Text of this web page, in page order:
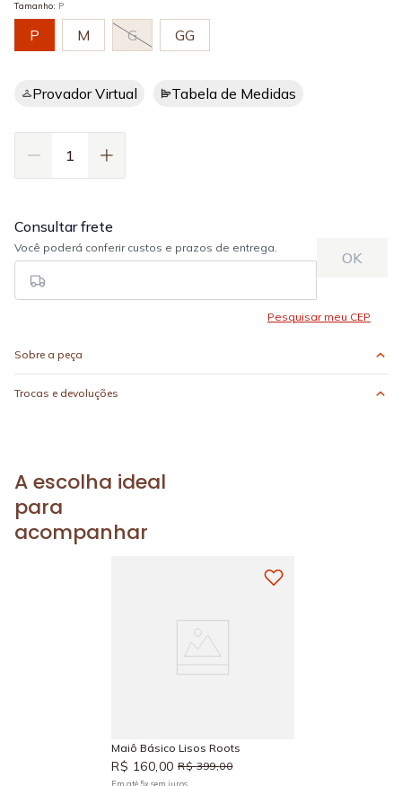
Tamanho: P
P M G GG
Provador Virtual Tabela de Medidas
Sobre a peça
Trocas e devoluções
A escolha ideal
para
acompanhar
Maiô Básico Lisos Roots
R$ 160 00 R$ 399,00
Em até 5xsem juros